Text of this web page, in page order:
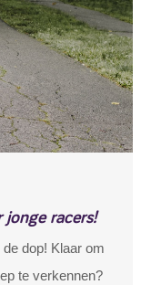
racers!
dop! Klaar om
te verkennen?